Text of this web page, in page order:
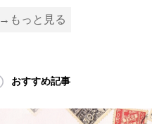
→もっと見る
おすすめ記事